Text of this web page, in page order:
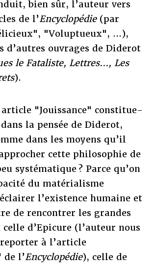
bien sûr, l’auteur vers
de l’Encyclopédie(par
"Voluptueux", ...),
d’autres ouvrages de Diderot
le Fataliste, Lettres..., Les
).
"Jouissance" constitue-
la pensée de Diderot,
dans les moyens qu’il
cette philosophie de
systématique ? Parce qu’on
du matérialisme
l’existence humaine et
de rencontrer les grandes
d’Epicure (l’auteur nous
à l’article
l’Encyclopédie), celle de